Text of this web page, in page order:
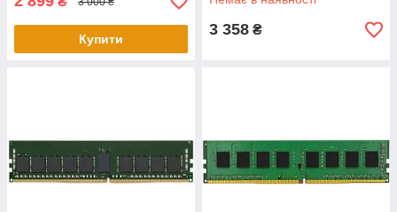
Купити
3 358 ₴